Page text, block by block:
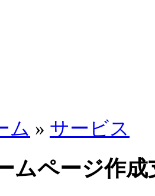
ム » サービス
ムページ作